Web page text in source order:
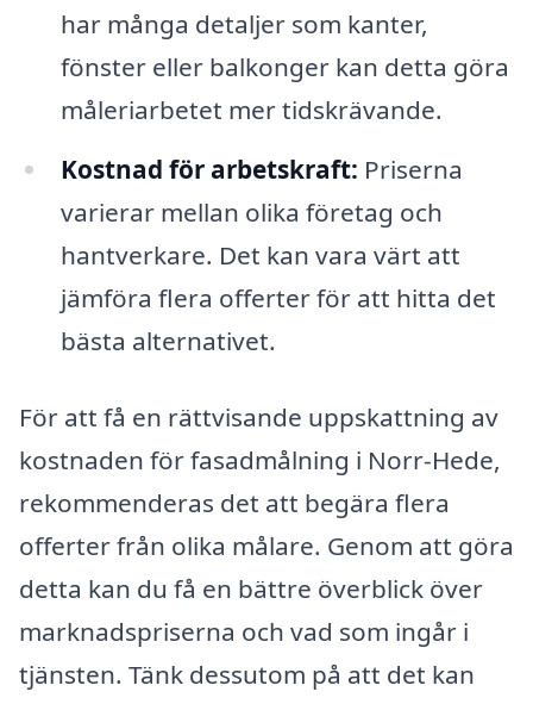
har många detaljer som kanter,
fönster eller balkonger kan detta göra
måleriarbetet mer tidskrävande.
Kostnad för arbetskraft: Priserna
varierar mellan olika företag och
hantverkare. Det kan vara värt att
jämföra flera offerter för att hitta det
bästa alternativet.
För att få en rättvisande uppskattning av
kostnaden för fasadmålning i Norr-Hede,
rekommenderas det att begära flera
offerter från olika målare. Genom att göra
detta kan du få en bättre överblick över
marknadspriserna och vad som ingår i
tjänsten. Tänk dessutom på att det kan